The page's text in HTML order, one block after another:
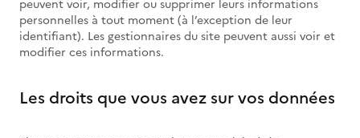
peuvent voir, modifier ou supprimer leurs informations
personnelles à tout moment (à l’exception de leur
identifiant). Les gestionnaires du site peuvent aussi voir et
modifier ces informations.
Les droits que vous avez sur vos données